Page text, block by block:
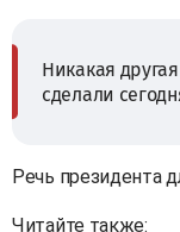
Никакая
сделали
Речь президента
Читайте также: